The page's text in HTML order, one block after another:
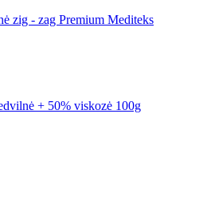
zig - zag Premium Mediteks
+ 50% viskozė 100g